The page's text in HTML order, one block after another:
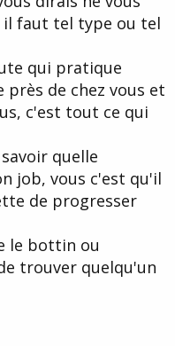
il faut tel type ou tel
qui pratique
près de chez vous et
c'est tout ce qui
quelle
job, vous c'est qu'il
de progresser
le bottin ou
trouver quelqu'un